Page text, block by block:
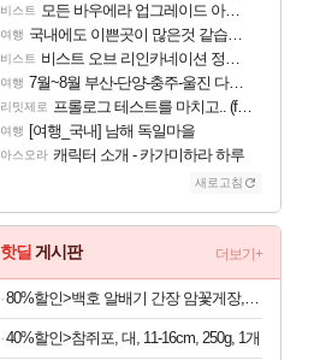
비스트 모든 바우에라 업그레이드 아이템 획득 위치 공략 (89개)
여행 국내에도 이쁜곳이 많은것 같습니다
비스트 비스트 오브 리인카네이션 정보/공략글 모음
여행 7월~8월 부산-단양-충주-울진 다녀왔어요~
리밋제로 프롤로그 테스트를 마치고.. (feat. 리아)
여행 [여행_국내] 남해 독일마을
아스오라 캐릭터 소개 - 카가미하라 하루
새로고침
핫딜 게시판 더보기+
80%할인>백호 알배기 간장 암꽃게장, 2kg, 3통
40%할인>참쥐포, 대, 11-16cm, 250g, 1개